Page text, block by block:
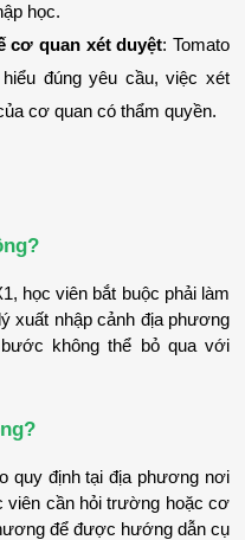
học.
cơ quan xét duyệt: Tomato
đúng yêu cầu, việc xét
cơ quan có thẩm quyền.
học viên bắt buộc phải làm
xuất nhập cảnh địa phương
không thể bỏ qua với
quy định tại địa phương nơi
viên cần hỏi trường hoặc cơ
để được hướng dẫn cụ